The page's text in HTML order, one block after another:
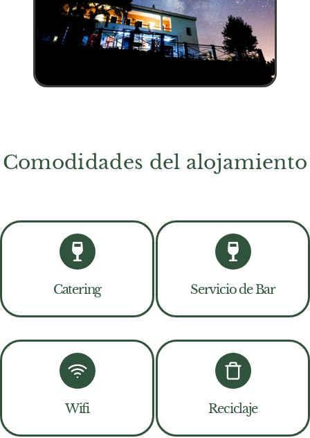
Comodidades del alojamiento
Catering Servicio de Bar
Wifi Reciclaje